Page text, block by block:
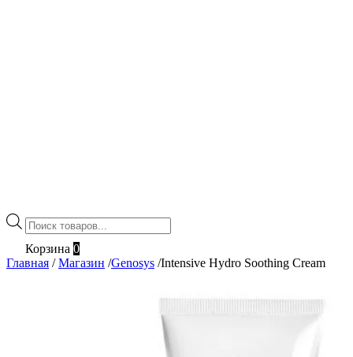
Поиск
товаров
Корзина 0
Главная / Магазин /Genosys /Intensive Hydro Soothing Cream